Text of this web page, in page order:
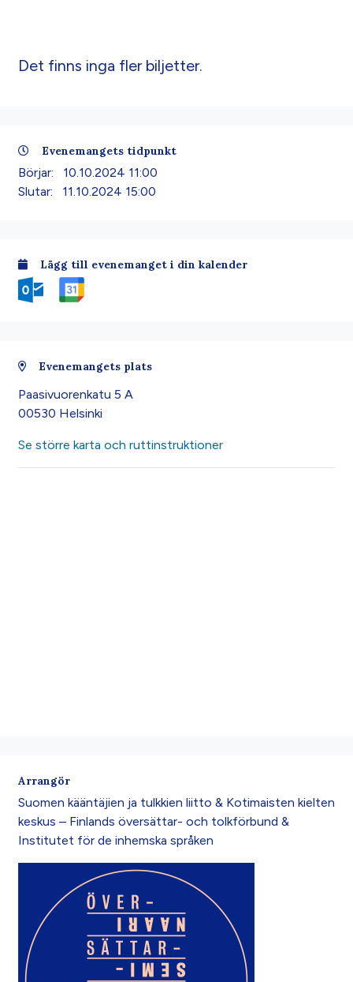
Det finns inga fler biljetter.
Evenemangets tidpunkt
Börjar: 10.10.2024 11:00
Slutar: 11.10.2024 15:00
Lägg till evenemanget i din kalender
Evenemangets plats
Paasivuorenkatu 5 A
00530 Helsinki
Se större karta och ruttinstruktioner
Arrangör
Suomen kääntäjien ja tulkkien liitto & Kotimaisten kielten
keskus – Finlands översättar- och tolkförbund &
Institutet för de inhemska språken